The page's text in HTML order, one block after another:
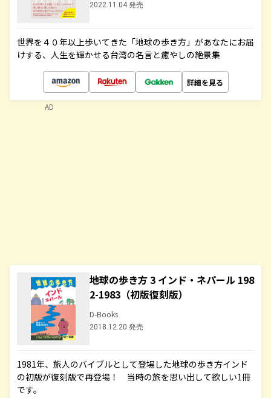
2022.11.04 発売
世界を４０年以上歩いてきた「地球の歩き方」があなたにお届
けする、人生を輝かせる台湾の名言と癒やしの絶景集
詳細を見る
地球の歩き方 3 インド・ネパール 198
2-1983（初版復刻版）
D-Books
2018.12.20 発売
1981年、旅人のバイブルとして登場した地球の歩き方インド
の初版が復刻版で再登場！ 当時の旅を思い出して欲しい1冊
です。
AD